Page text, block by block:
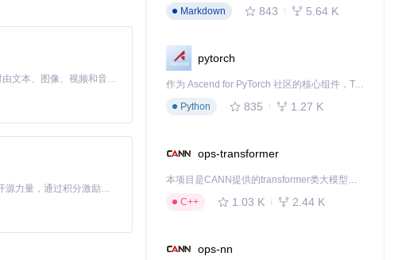
MiniMax H3 是一个通用的全模态生成系统。它支持对由文本、图像、视频和音频组成的多模态上下文进行统一理解，并能生成分辨率高达 2K、时长可达 15 秒的带原生立体声音频的视频。得益于面向任务泛化的系统设计，H3 在预训练阶段就已具备广泛的多模态上下文理解与生成能力，能够出色地执行复杂的多模态指令。
「源启盛夏」暑期校园开发者成长计划旨在激活校园开源力量，通过积分激励、认证扶持、资源倾斜等形式，引导高校组织和开发者完成「入驻 — 建项目 — 做贡献 — 获认证 — 得资源」的完整闭环。无论你是想带领社团入驻平台的组织者，还是希望用代码贡献证明自己的开发者，都能在这里找到属于你的成长路径。
Markdown
843 5.64 K
pytorch
作为 Ascend for PyTorch 社区的核心组件，TorchNPU 是昇腾专为 PyTorch 打造的深度学习适配插件，使 PyTorch 框架能够直接调用昇腾 NPU，为开发者提供昇腾 AI 处理器的超强算力。
Python
835 1.27 K
ops-transformer
本项目是CANN提供的transformer类大模型算子库，实现网络在NPU上加速计算。
C++
1.03 K 2.44 K
ops-nn